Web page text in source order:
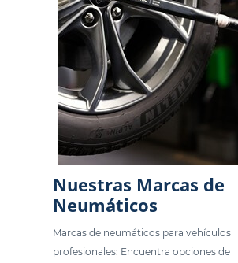
Nuestras Marcas de
Neumáticos
Marcas de neumáticos para vehículos
profesionales: Encuentra opciones de